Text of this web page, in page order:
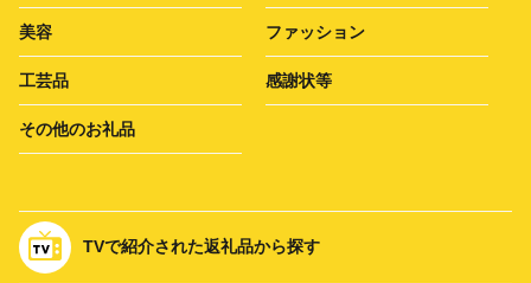
美容 ファッション
工芸品 感謝状等
その他のお礼品
TVで紹介された返礼品から探す